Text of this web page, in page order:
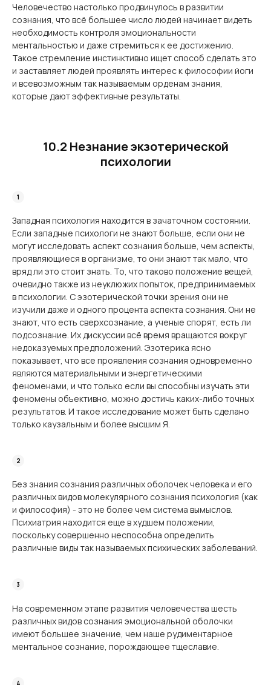
Человечество настолько продвинулось в развитии
сознания, что всё большее число людей начинает видеть
необходимость контроля эмоциональности
ментальностью и даже стремиться к ее достижению.
Такое стремление инстинктивно ищет способ сделать это
и заставляет людей проявлять интерес к философии йоги
и всевозможным так называемым орденам знания,
которые дают эффективные результаты.
10.2 Незнание экзотерической
психологии
Западная психология находится в зачаточном состоянии.
Если западные психологи не знают больше, если они не
могут исследовать аспект сознания больше, чем аспекты,
проявляющиеся в организме, то они знают так мало, что
вряд ли это стоит знать. То, что таково положение вещей,
очевидно также из неуклюжих попыток, предпринимаемых
в психологии. С эзотерической точки зрения они не
изучили даже и одного процента аспекта сознания. Они не
знают, что есть сверхсознание, а ученые спорят, есть ли
подсознание. Их дискуссии всё время вращаются вокруг
недоказуемых предположений. Эзотерика ясно
показывает, что все проявления сознания одновременно
являются материальными и энергетическими
феноменами, и что только если вы способны изучать эти
феномены объективно, можно достичь каких-либо точных
результатов. И такое исследование может быть сделано
только каузальным и более высшим Я.
Без знания сознания различных оболочек человека и его
различных видов молекулярного сознания психология (как
и философия) - это не более чем система вымыслов.
Психиатрия находится еще в худшем положении,
поскольку совершенно неспособна определить
различные виды так называемых психических заболеваний.
На современном этапе развития человечества шесть
различных видов сознания эмоциональной оболочки
имеют большее значение, чем наше рудиментарное
ментальное сознание, порождающее тщеславие.